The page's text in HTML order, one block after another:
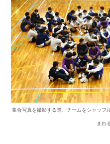
集合写真を撮影する際、チームをシャッフ
まれ